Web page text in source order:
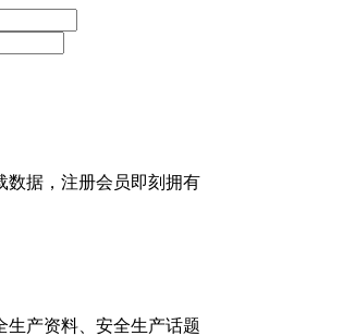
数据，注册会员即刻拥有
生产资料、安全生产话题